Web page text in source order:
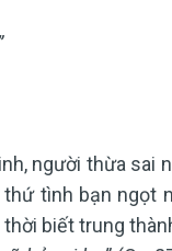
người thừa sai
tình bạn ngọt
biết trung